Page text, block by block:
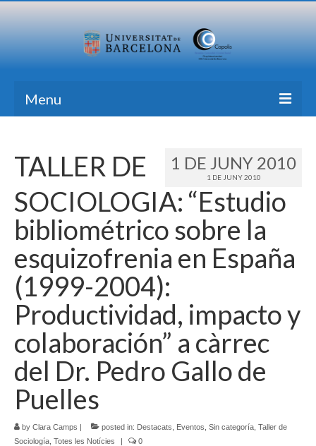
Menu
Recerca
Formació
Transferència
Publicacions
Totes les Notícies
Contacte
Idioma:
1 DE JUNY 2010
1 DE JUNY 2010
TALLER DE
SOCIOLOGIA: “Estudio
bibliométrico sobre la
esquizofrenia en España
(1999-2004):
Productividad, impacto y
colaboración” a càrrec
del Dr. Pedro Gallo de
Puelles
by Clara Camps | posted in: Destacats Eventos Sin categoría Taller de
Sociología Totes les Notícies | 0